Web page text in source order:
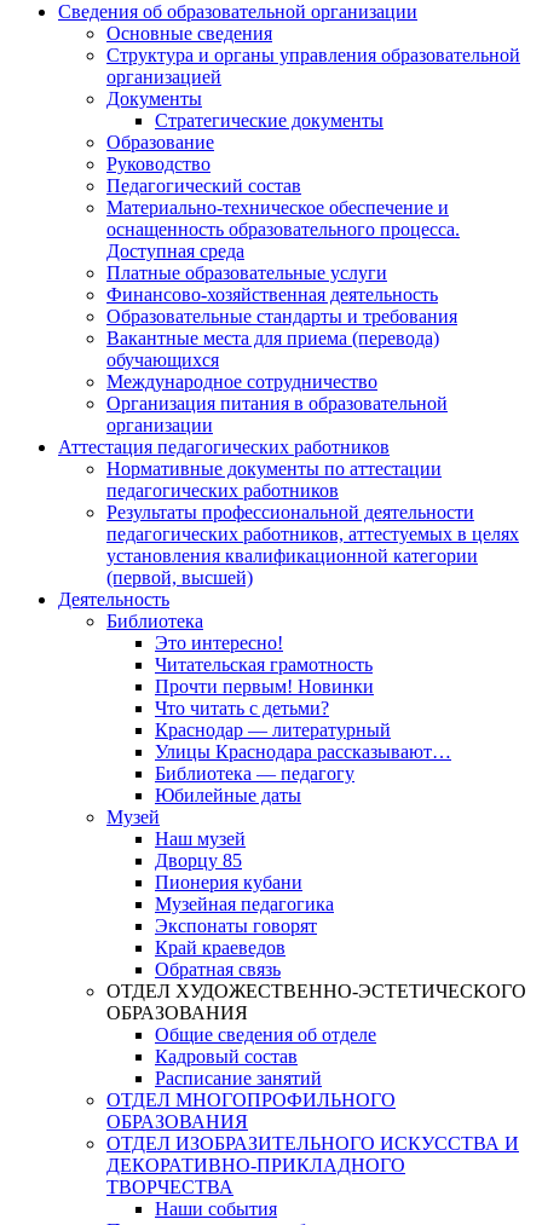
Сведения об образовательной организации
Основные сведения
Структура и органы управления образовательной
организацией
Документы
Стратегические документы
Образование
Руководство
Педагогический состав
Материально-техническое обеспечение и
оснащенность образовательного процесса.
Доступная среда
Платные образовательные услуги
Финансово-хозяйственная деятельность
Образовательные стандарты и требования
Вакантные места для приема (перевода)
обучающихся
Международное сотрудничество
Организация питания в образовательной
организации
Аттестация педагогических работников
Нормативные документы по аттестации
педагогических работников
Результаты профессиональной деятельности
педагогических работников, аттестуемых в целях
установления квалификационной категории
(первой, высшей)
Деятельность
Библиотека
Это интересно!
Читательская грамотность
Прочти первым! Новинки
Что читать с детьми?
Краснодар — литературный
Улицы Краснодара рассказывают…
Библиотека — педагогу
Юбилейные даты
Музей
Наш музей
Дворцу 85
Пионерия кубани
Музейная педагогика
Экспонаты говорят
Край краеведов
Обратная связь
ОТДЕЛ ХУДОЖЕСТВЕННО-ЭСТЕТИЧЕСКОГО
ОБРАЗОВАНИЯ
Общие сведения об отделе
Кадровый состав
Расписание занятий
ОТДЕЛ МНОГОПРОФИЛЬНОГО
ОБРАЗОВАНИЯ
ОТДЕЛ ИЗОБРАЗИТЕЛЬНОГО ИСКУССТВА И
ДЕКОРАТИВНО-ПРИКЛАДНОГО
ТВОРЧЕСТВА
Наши события